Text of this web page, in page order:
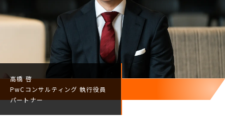
高橋 啓
PwCコンサルティング執行役員
パートナー